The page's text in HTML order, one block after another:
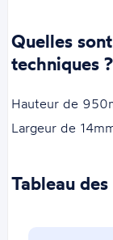
Quelles
techniques ?
Hauteur de
Largeur de
Tableau